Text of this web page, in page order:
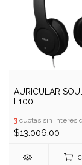
AURICULAR
L100
3 cuotas sin interés
$13.006,00